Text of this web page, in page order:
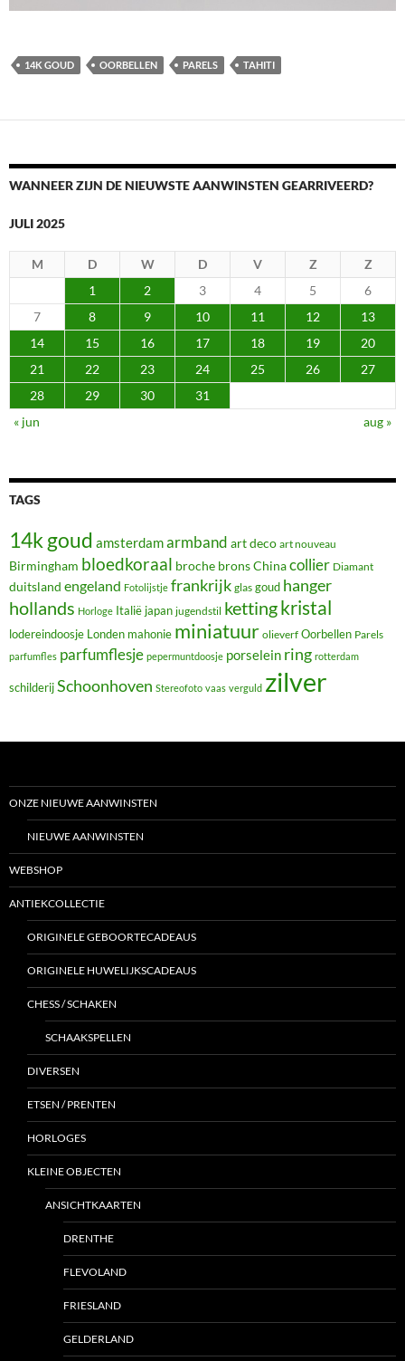
14K GOUD OORBELLEN PARELS TAHITI
WANNEER ZIJN DE NIEUWSTE AANWINSTEN GEARRIVEERD?
JULI 2025
M D W D V Z
Z
1
2 3 4 5
6
7
8 9 10 11 12
13
14
15 16 17 18 19
20
21
22 23 24 25 26
27
28
29 30
31
« jun
aug »
TAGS
14k goud amsterdamarmband art deco art nouveau
Birmingham bloedkoraal broche bronsChinacollier Diamant
duitsland engeland Fotolijstje frankrijk glas goud hanger
hollands Horloge Italië japan jugendstil kettingkristal
lodereindoosje Londen mahonie miniatuur olieverf Oorbellen Parels
parfumfles parfumflesje pepermuntdoosje porselein ring rotterdam
schilderijSchoonhoven Stereofoto vaas verguld zilver
ONZE NIEUWE AANWINSTEN
NIEUWE AANWINSTEN
WEBSHOP
ANTIEKCOLLECTIE
ORIGINELE GEBOORTECADEAUS
ORIGINELE HUWELIJKSCADEAUS
CHESS / SCHAKEN
SCHAAKSPELLEN
DIVERSEN
ETSEN / PRENTEN
HORLOGES
KLEINE OBJECTEN
ANSICHTKAARTEN
DRENTHE
FLEVOLAND
FRIESLAND
GELDERLAND